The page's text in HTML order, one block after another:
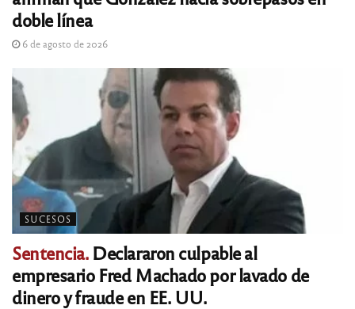
doble línea
6 de agosto de 2026
SUCESOS
Sentencia.Declararon culpable al
empresario Fred Machado por lavado de
dinero y fraude en EE. UU.